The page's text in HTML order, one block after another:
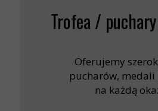
Oferujemy
pucharów,
na każdą
Trofea /